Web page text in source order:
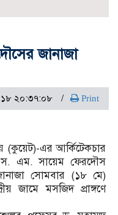
জানাজা
২০:৩৭:০৮ Print
(কুয়েট)-এর আর্কিটেকচার
এস. এম. সায়েম ফেরদৌস
সোমবার (১৮ মে)
জামে মসজিদ প্রাঙ্গণে